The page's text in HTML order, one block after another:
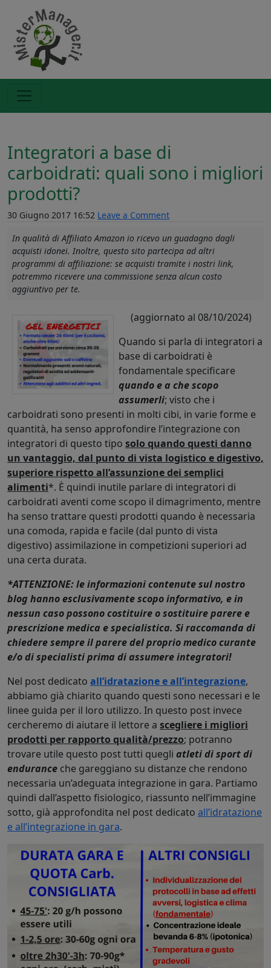
Integratori a base di
carboidrati: quali sono i migliori
prodotti?
30 Giugno 2017 16:52 Leave a Comment
In qualità di Affiliato Amazon io ricevo un guadagno dagli
acquisti idonei. Inoltre, questo sito partecipa ad altri
programmi di affiliazione: se acquisti tramite i nostri link,
potremmo ricevere una commissione senza alcun costo
aggiuntivo per te.
(aggiornato al 08/10/2024)
Quando si parla di integratori a
base di carboidrati è
fondamentale specificare
quando e a che scopo
assumerli; visto che i
carboidrati sono presenti in molti cibi, in varie forme e
quantità, ha senso approfondire l’integrazione con
integratori di questo tipo solo quando questi danno
un vantaggio, dal punto di vista logistico e digestivo,
superiore rispetto all’assunzione dei semplici
alimenti*. È quindi inutile parlare di integratori di
carboidrati aventi come scopo il dimagrimento, mentre
ha senso trattare questi prodotti quando è necessaria
una comoda, rapida e facile (dal punto di vista
digestivo) assimilazione in competizioni superiori ad
una certa durata.
*ATTENZIONE: le informazioni contenute sul nostro
blog hanno esclusivamente scopo informativo, e in
nessun caso possono costituire o sostituire parere e
prescrizione medica e specialistica. Si raccomanda di
chiedere sempre il parere del proprio medico curante
e/o di specialisti prima di assumere integratori!
Nel post dedicato all’idratazione e all’integrazione,
abbiamo già chiarito quando questi sono necessari e le
linee guida per il loro utilizzo. In questo post invece
cercheremo di aiutare il lettore a scegliere i migliori
prodotti per rapporto qualità/prezzo; potranno
trovare utile questo post tutti quegli atleti di sport di
endurance che gareggiano su distanze che rendono
necessaria un’adeguata integrazione in gara. Partiamo
quindi dall’aspetto fisiologico, riassunto nell’immagine
sotto, già approfondita nel post dedicato all’idratazione
e all’integrazione in gara.